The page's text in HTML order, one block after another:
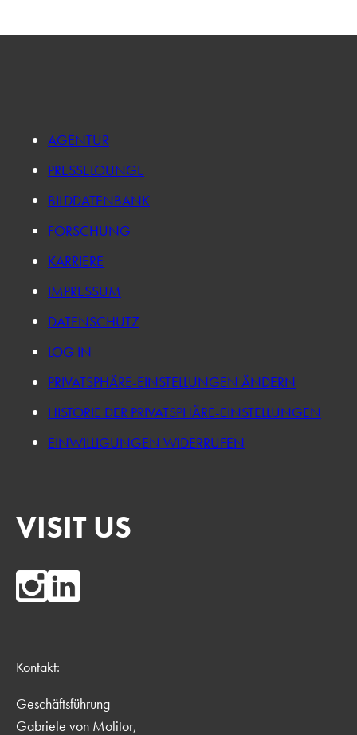
AGENTUR
PRESSELOUNGE
BILDDATENBANK
FORSCHUNG
KARRIERE
IMPRESSUM
DATENSCHUTZ
LOG IN
PRIVATSPHÄRE-EINSTELLUNGEN ÄNDERN
HISTORIE DER PRIVATSPHÄRE-EINSTELLUNGEN
EINWILLIGUNGEN WIDERRUFEN
VISIT US
Kontakt:
Geschäftsführung
Gabriele von Molitor,